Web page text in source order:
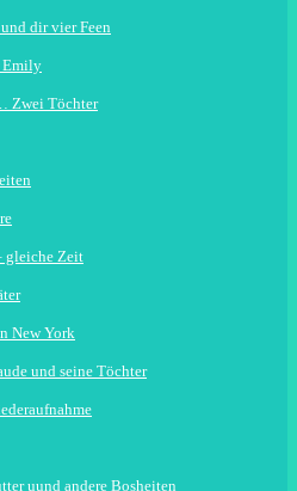
dir vier Feen
Emily
Zwei Töchter
gleiche Zeit
New York
und seine Töchter
uund andere Bosheiten